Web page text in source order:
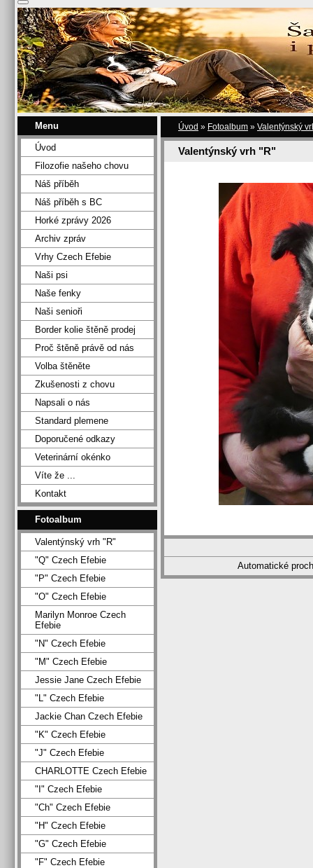
Úvod » Fotoalbum » Valentýnský
Valentýnský vrh "R"
Automatické
Menu
Úvod
Filozofie našeho chovu
Náš příběh
Náš příběh s BC
Horké zprávy 2026
Archiv zpráv
Vrhy Czech Efebie
Naši psi
Naše fenky
Naši senioři
Border kolie štěně prodej
Proč štěně právě od nás
Volba štěněte
Zkušenosti z chovu
Napsali o nás
Standard plemene
Doporučené odkazy
Veterinární okénko
Víte že ...
Kontakt
Fotoalbum
Valentýnský vrh "R"
"Q" Czech Efebie
"P" Czech Efebie
"O" Czech Efebie
Marilyn Monroe Czech
Efebie
"N" Czech Efebie
"M" Czech Efebie
Jessie Jane Czech Efebie
"L" Czech Efebie
Jackie Chan Czech Efebie
"K" Czech Efebie
"J" Czech Efebie
CHARLOTTE Czech Efebie
"I" Czech Efebie
"Ch" Czech Efebie
"H" Czech Efebie
"G" Czech Efebie
"F" Czech Efebie